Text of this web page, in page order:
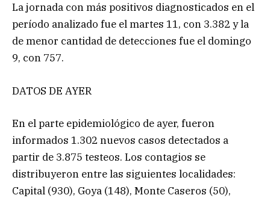
La jornada con más positivos diagnosticados en el
período analizado fue el martes 11, con 3.382 y la
de menor cantidad de detecciones fue el domingo
9, con 757.
DATOS DE AYER
En el parte epidemiológico de ayer, fueron
informados 1.302 nuevos casos detectados a
partir de 3.875 testeos. Los contagios se
distribuyeron entre las siguientes localidades:
Capital (930), Goya (148), Monte Caseros (50),